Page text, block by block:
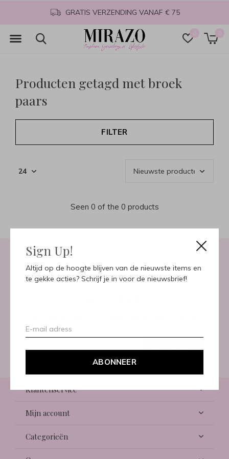
Sign Up!
Altijd op de hoogte blijven van de nieuwste items en
te gekke acties? Schrijf je in voor de nieuwsbrief!
ABONNEER
0 0
GRATIS VERZENDING VANAF € 75
Producten getagd met broek
paars
FILTER
Seen 0 of the 0 products
Meld je aan voor onze
ABONNEER
Klantenservice
Mijn account
Categorieën